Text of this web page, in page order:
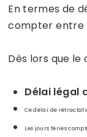
En termes de
compter entre
Dès lors que le
Délai légal
Ce délai de
Les jours fériés